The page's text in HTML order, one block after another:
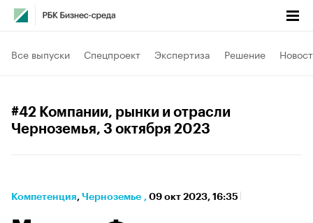
Все выпуски Спецпроект Экспертиза Решение
#42 Компании, рынки и отрасли
Черноземья, 3 октября 2023
Компетенция⁠, Черноземье , 09 окт 2023, 16:35